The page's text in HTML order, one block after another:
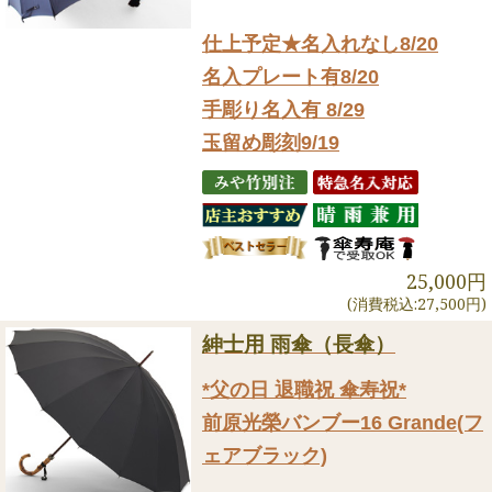
仕上予定★名入れなし8/20
名入プレート有8/20
手彫り名入有 8/29
玉留め彫刻9/19
25,000円
(消費税込:27,500円)
紳士用 雨傘（長傘）
*父の日 退職祝 傘寿祝*
前原光榮バンブー16 Grande(フ
ェアブラック)